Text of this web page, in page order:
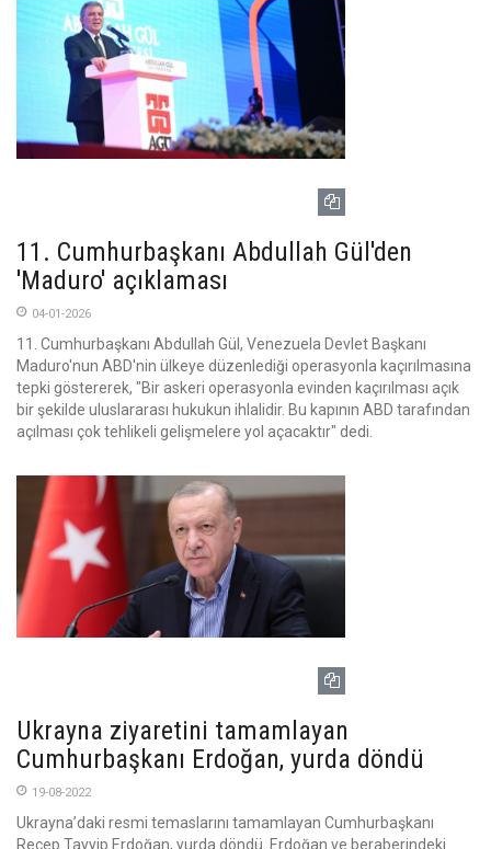
11. Cumhurbaşkanı Abdullah Gül'den
'Maduro' açıklaması
04-01-2026
11. Cumhurbaşkanı Abdullah Gül, Venezuela Devlet Başkanı
Maduro'nun ABD'nin ülkeye düzenlediği operasyonla kaçırılmasına
tepki göstererek, "Bir askeri operasyonla evinden kaçırılması açık
bir şekilde uluslararası hukukun ihlalidir. Bu kapının ABD tarafından
açılması çok tehlikeli gelişmelere yol açacaktır" dedi.
Ukrayna ziyaretini tamamlayan
Cumhurbaşkanı Erdoğan, yurda döndü
19-08-2022
Ukrayna’daki resmi temaslarını tamamlayan Cumhurbaşkanı
Recep Tayyip Erdoğan, yurda döndü. Erdoğan ve beraberindeki